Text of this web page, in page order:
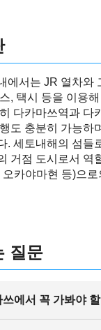
에서는 JR 열차와
, 택시 등을 이용
다카마쓰역과 다
도 충분히 가능하
. 세토내해의 섬들
거점 도시로서 역
오카야마현 등)으
질문
에서 꼭 가봐야